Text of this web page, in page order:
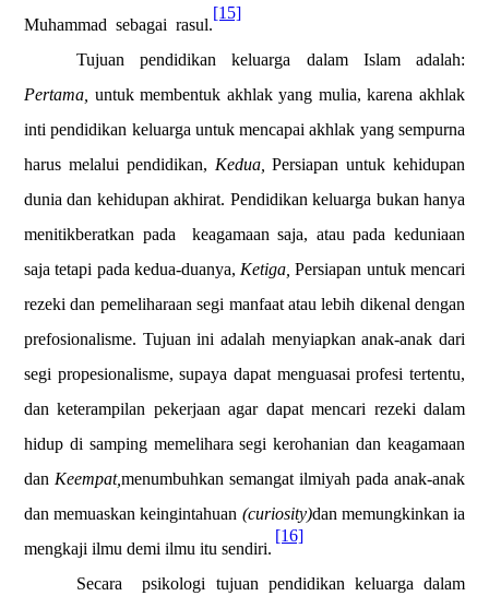
Muhammad sebagai rasul.
[15]
Tujuan pendidikan keluarga dalam Islam adalah:
Pertama, untuk membentuk akhlak yang mulia, karena akhlak
inti pendidikan keluarga untuk mencapai akhlak yang sempurna
harus melalui pendidikan, Kedua, Persiapan untuk kehidupan
dunia dan kehidupan akhirat. Pendidikan keluarga bukan hanya
menitikberatkan pada
keagamaan saja, atau pada keduniaan
saja tetapi pada kedua-duanya, Ketiga, Persiapan untuk mencari
rezeki dan pemeliharaan segi manfaat atau lebih dikenal dengan
prefosionalisme. Tujuan ini adalah menyiapkan anak-anak dari
segi propesionalisme, supaya dapat menguasai profesi tertentu,
dan keterampilan pekerjaan agar dapat mencari rezeki dalam
hidup di samping memelihara segi kerohanian dan keagamaan
dan Keempat,menumbuhkan semangat ilmiyah pada anak-anak
dan memuaskan keingintahuan (curiosity)dan memungkinkan ia
mengkaji ilmu demi ilmu itu sendiri.
[16]
Secara
psikologi tujuan pendidikan keluarga dalam